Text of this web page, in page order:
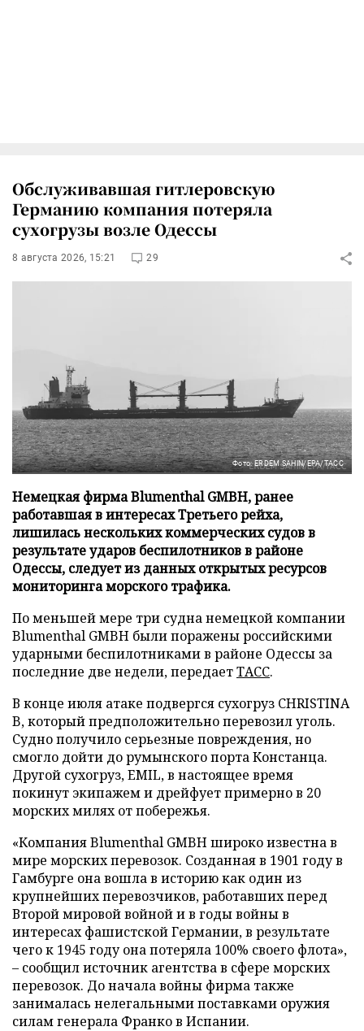
Обслуживавшая гитлеровскую
Германию компания потеряла
сухогрузы возле Одессы
8 августа 2026, 15:21 29
Фото: ERDEM SAHIN/EPA/ТАСС
Немецкая фирма Blumenthal GMBH, ранее
работавшая в интересах Третьего рейха,
лишилась нескольких коммерческих судов в
результате ударов беспилотников в районе
Одессы, следует из данных открытых ресурсов
мониторинга морского трафика.
По меньшей мере три судна немецкой компании
Blumenthal GMBH были поражены российскими
ударными беспилотниками в районе Одессы за
последние две недели, передаетТАСС.
В конце июля атаке подвергся сухогруз CHRISTINA
B, который предположительно перевозил уголь.
Судно получило серьезные повреждения, но
смогло дойти до румынского порта Констанца.
Другой сухогруз, EMIL, в настоящее время
покинут экипажем и дрейфует примерно в 20
морских милях от побережья.
«Компания Blumenthal GMBH широко известна в
мире морских перевозок. Созданная в 1901 году в
Гамбурге она вошла в историю как один из
крупнейших перевозчиков, работавших перед
Второй мировой войной и в годы войны в
интересах фашистской Германии, в результате
чего к 1945 году она потеряла 100% своего флота»,
– сообщил источник агентства в сфере морских
перевозок. До начала войны фирма также
занималась нелегальными поставками оружия
силам генерала Франко в Испании.